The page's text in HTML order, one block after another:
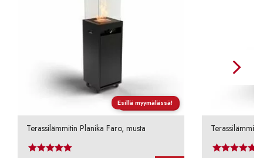
Ilmainen toimitus
Esillä myymälässä!
Terassilämmitin Planika Faro, musta